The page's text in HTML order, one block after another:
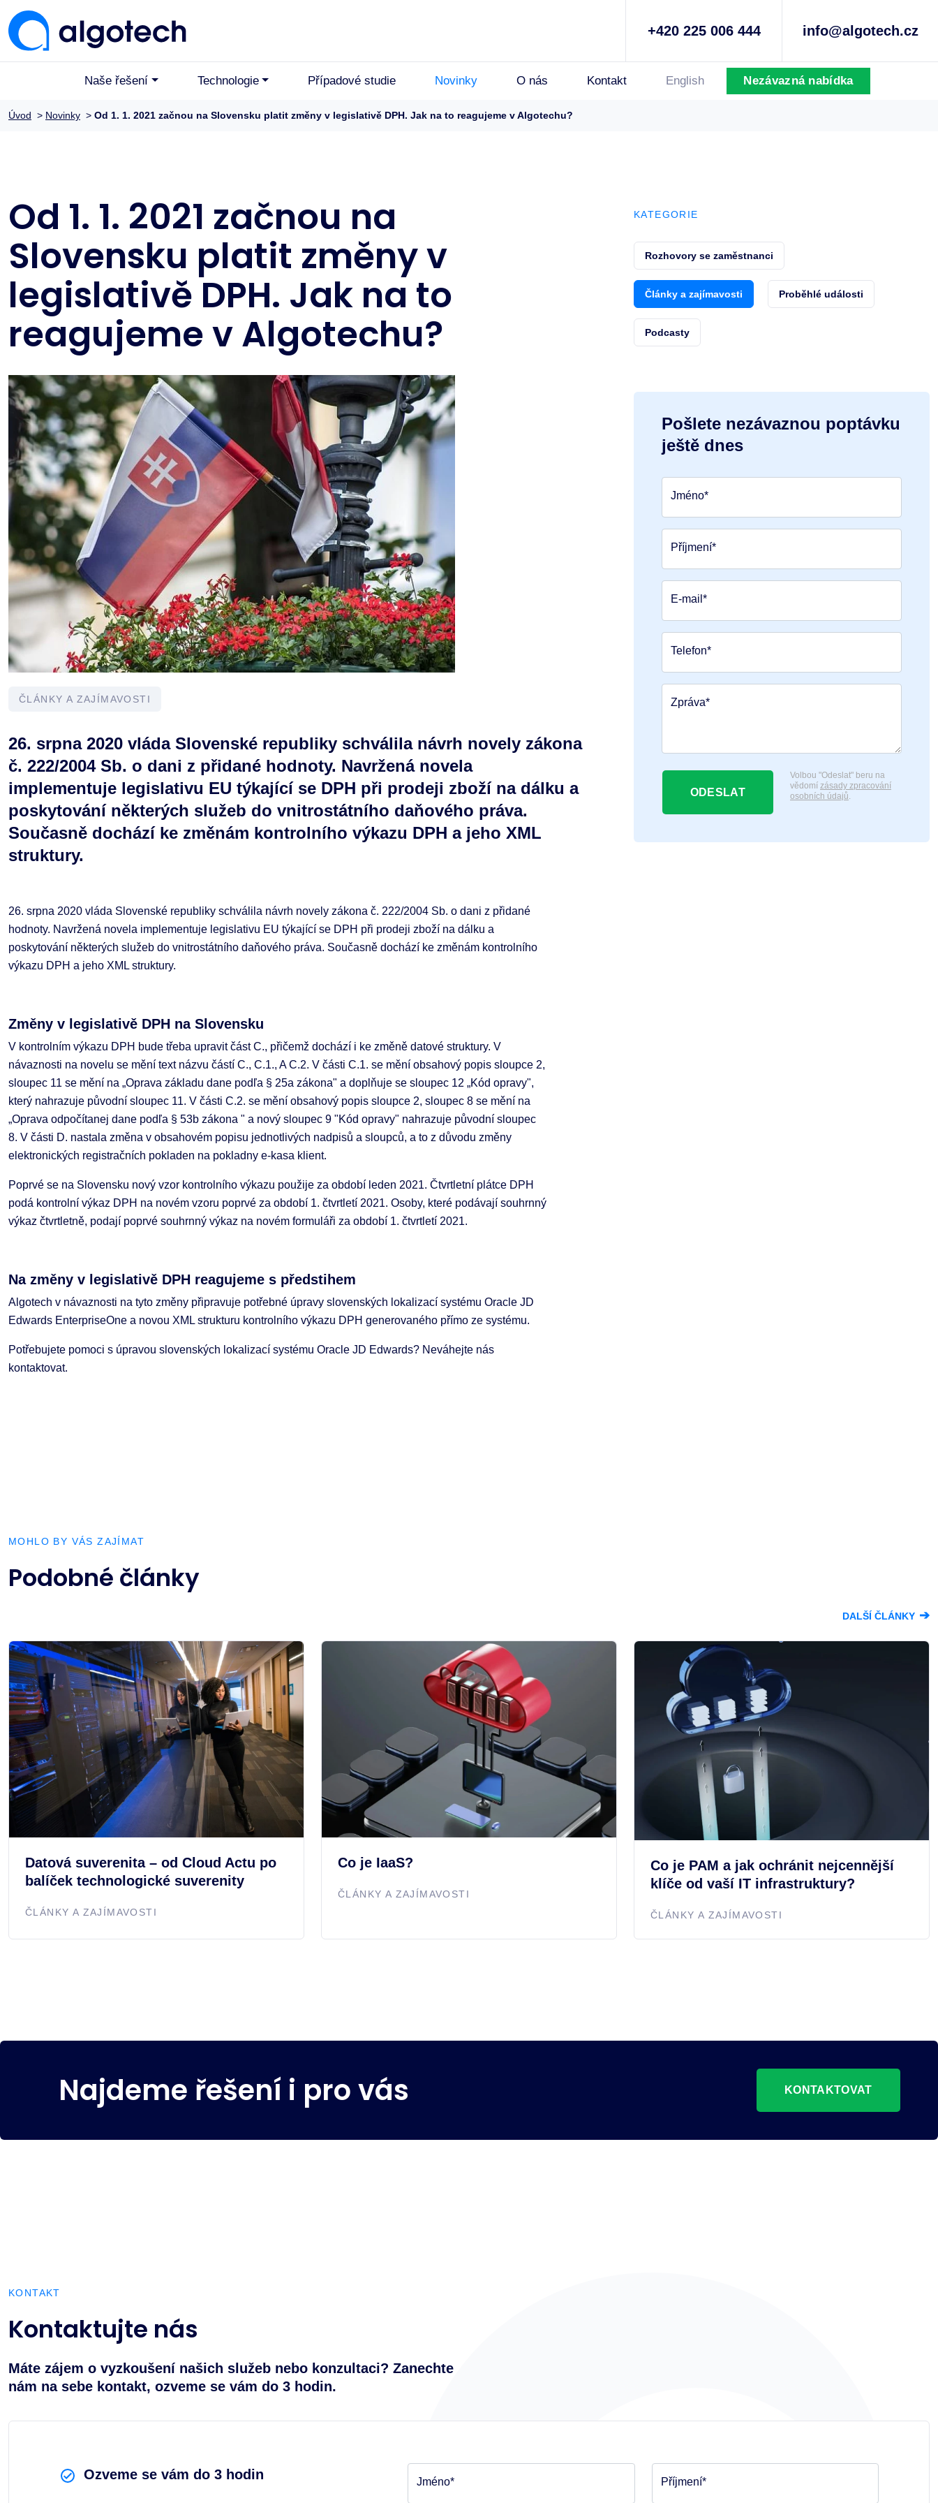
+420 225 006 444 info@algotech.cz
Naše řešení Technologie Případové studie Novinky O nás Kontakt English Nezávazná nabídka
Úvod > Novinky > Od 1. 1. 2021 začnou na Slovensku platit změny v legislativě DPH. Jak na to reagujeme v Algotechu?
Od 1. 1. 2021 začnou na
Slovensku platit změny v
legislativě DPH. Jak na to
reagujeme v Algotechu?
ČLÁNKY A ZAJÍMAVOSTI
26. srpna 2020 vláda Slovenské republiky schválila návrh novely zákona
č. 222/2004 Sb. o dani z přidané hodnoty. Navržená novela
implementuje legislativu EU týkající se DPH při prodeji zboží na dálku a
poskytování některých služeb do vnitrostátního daňového práva.
Současně dochází ke změnám kontrolního výkazu DPH a jeho XML
struktury.
26. srpna 2020 vláda Slovenské republiky schválila návrh novely zákona č. 222/2004 Sb. o dani z přidané
hodnoty. Navržená novela implementuje legislativu EU týkající se DPH při prodeji zboží na dálku a
poskytování některých služeb do vnitrostátního daňového práva. Současně dochází ke změnám kontrolního
výkazu DPH a jeho XML struktury.
Změny v legislativě DPH na Slovensku
V kontrolním výkazu DPH bude třeba upravit část C., přičemž dochází i ke změně datové struktury. V
návaznosti na novelu se mění text názvu částí C., C.1., A C.2. V části C.1. se mění obsahový popis sloupce 2,
sloupec 11 se mění na „Oprava základu dane podľa § 25a zákona" a doplňuje se sloupec 12 „Kód opravy",
který nahrazuje původní sloupec 11. V části C.2. se mění obsahový popis sloupce 2, sloupec 8 se mění na
„Oprava odpočítanej dane podľa § 53b zákona " a nový sloupec 9 "Kód opravy" nahrazuje původní sloupec
8. V části D. nastala změna v obsahovém popisu jednotlivých nadpisů a sloupců, a to z důvodu změny
elektronických registračních pokladen na pokladny e-kasa klient.
Poprvé se na Slovensku nový vzor kontrolního výkazu použije za období leden 2021. Čtvrtletní plátce DPH
podá kontrolní výkaz DPH na novém vzoru poprvé za období 1. čtvrtletí 2021. Osoby, které podávají souhrnný
výkaz čtvrtletně, podají poprvé souhrnný výkaz na novém formuláři za období 1. čtvrtletí 2021.
Na změny v legislativě DPH reagujeme s předstihem
Algotech v návaznosti na tyto změny připravuje potřebné úpravy slovenských lokalizací systému Oracle JD
Edwards EnterpriseOne a novou XML strukturu kontrolního výkazu DPH generovaného přímo ze systému.
Potřebujete pomoci s úpravou slovenských lokalizací systému Oracle JD Edwards? Neváhejte nás
kontaktovat.
KATEGORIE
Rozhovory se zaměstnanci
Články a zajímavosti Proběhlé události
Podcasty
Pošlete nezávaznou poptávku
ještě dnes
Jméno*
Příjmení*
E-mail*
Telefon*
Zpráva*
ODESLAT
Volbou "Odeslat" beru na
vědomí zásady zpracování
osobních údajů.
MOHLO BY VÁS ZAJÍMAT
Podobné články
DALŠÍ ČLÁNKY ➔
Datová suverenita – od Cloud Actu po
balíček technologické suverenity
ČLÁNKY A ZAJÍMAVOSTI
Co je IaaS?
ČLÁNKY A ZAJÍMAVOSTI
Co je PAM a jak ochránit nejcennější
klíče od vaší IT infrastruktury?
ČLÁNKY A ZAJÍMAVOSTI
Najdeme řešení i pro vás KONTAKTOVAT
KONTAKT
Kontaktujte nás
Máte zájem o vyzkoušení našich služeb nebo konzultaci? Zanechte
nám na sebe kontakt, ozveme se vám do 3 hodin.
Ozveme se vám do 3 hodin Jméno* Příjmení*